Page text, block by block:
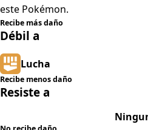
este Pokémon.
Recibe más daño
Débil a
Lucha
Recibe menos daño
Resiste a